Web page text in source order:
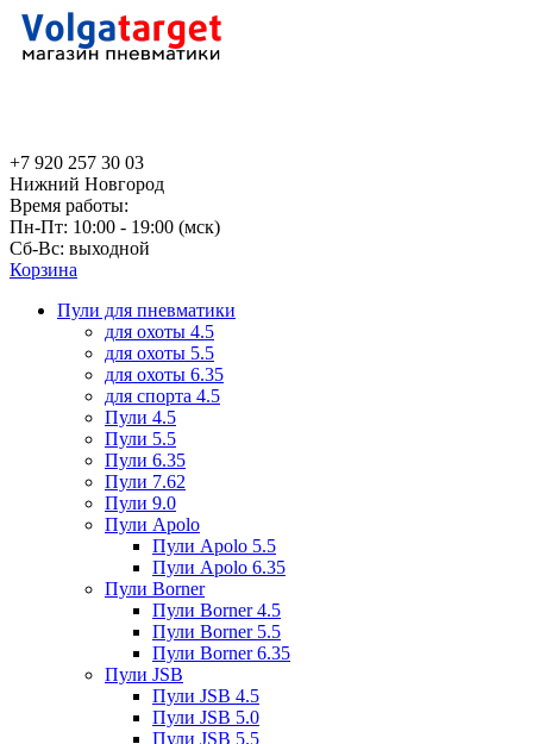
+7 920 257 30 03
Нижний Новгород
Время работы:
Пн-Пт: 10:00 - 19:00 (мск)
Сб-Вс: выходной
Корзина
Пули для пневматики
для охоты 4.5
для охоты 5.5
для охоты 6.35
для спорта 4.5
Пули 4.5
Пули 5.5
Пули 6.35
Пули 7.62
Пули 9.0
Пули Apolo
Пули Apolo 5.5
Пули Apolo 6.35
Пули Borner
Пули Borner 4.5
Пули Borner 5.5
Пули Borner 6.35
Пули JSB
Пули JSB 4.5
Пули JSB 5.0
Пули JSB 5.5